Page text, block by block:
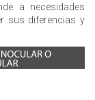
a necesidades
sus diferencias y